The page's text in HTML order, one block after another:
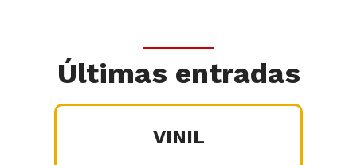
Últimas entradas
VINIL